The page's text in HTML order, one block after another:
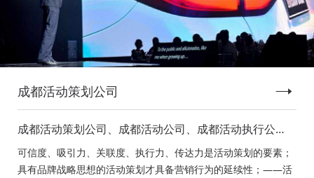
成都活动策划公司
成都活动策划公司、成都活动公司、成都活动执行公
司、成都庆典活动策划公司、成都发布会策划公司、成
都音乐节策划公司、成都年会活动策划
可信度、吸引力、关联度、执行力、传达力是活动策划的要素；
具有品牌战略思想的活动策划才具备营销行为的延续性；——活